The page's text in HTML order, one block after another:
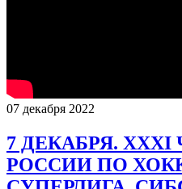
07 декабря 2022
7 ДЕКАБРЯ.
РОССИИ ПО